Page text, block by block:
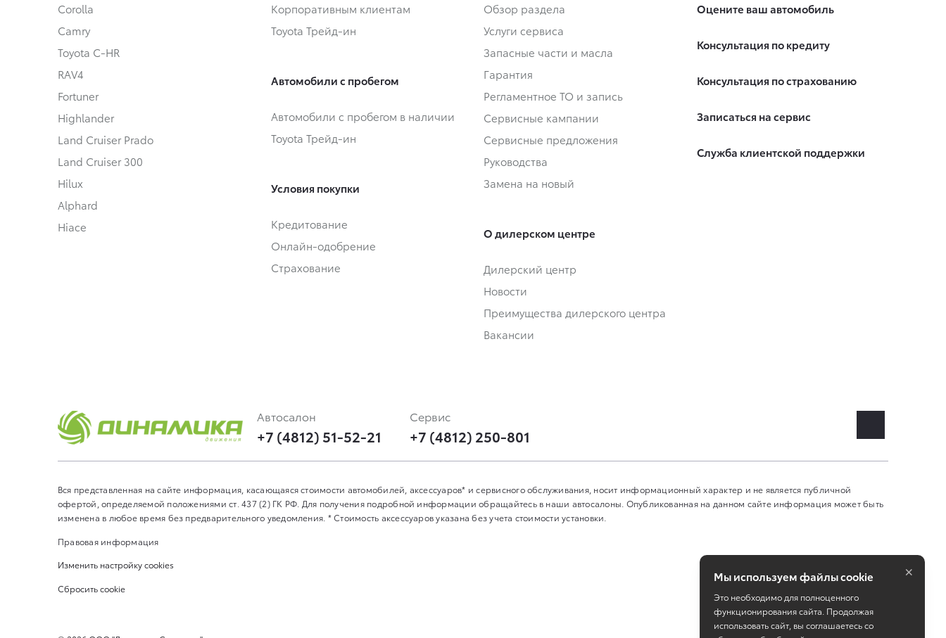
Corolla
Camry
Toyota C-HR
RAV4
Fortuner
Highlander
Land Cruiser Prado
Land Cruiser 300
Hilux
Alphard
Hiace
Корпоративным клиентам
Toyota Трейд-ин
Автомобили с пробегом
Автомобили с пробегом в наличии
Toyota Трейд-ин
Условия покупки
Кредитование
Онлайн-одобрение
Страхование
Обзор раздела
Услуги сервиса
Запасные части и масла
Гарантия
Регламентное ТО и запись
Сервисные кампании
Сервисные предложения
Руководства
Замена на новый
О дилерском центре
Дилерский центр
Новости
Преимущества дилерского центра
Вакансии
Оцените ваш автомобиль
Консультация по кредиту
Консультация по страхованию
Записаться на сервис
Служба клиентской поддержки
Автосалон
+7 (4812) 51-52-21
Сервис
+7 (4812) 250-801
Вся представленная на сайте информация, касающаяся стоимости автомобилей, аксессуаров* и сервисного обслуживания, носит информационный характер и не является публичной
офертой, определяемой положениями ст. 437 (2) ГК РФ. Для получения подробной информации обращайтесь в наши автосалоны. Опубликованная на данном сайте информация может быть
изменена в любое время без предварительного уведомления. * Стоимость аксессуаров указана без учета стоимости установки.
Правовая информация
Изменить настройку cookies
Сбросить cookie
Мы используем файлы cookie
Это необходимо для полноценного
функционирования сайта. Продолжая
использовать сайт, вы соглашаетесь со
×